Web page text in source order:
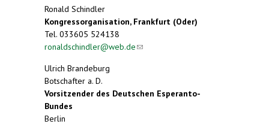
Ronald Schindler
Kongressorganisation, Frankfurt (Oder)
Tel. 033605 524138
ronaldschindler@web.de(link sends e-mail)
Ulrich Brandeburg
Botschafter a. D.
Vorsitzender des Deutschen Esperanto-
Bundes
Berlin